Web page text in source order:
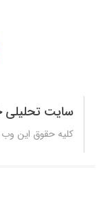
سایت تحلیلی
کلیه حقوق این